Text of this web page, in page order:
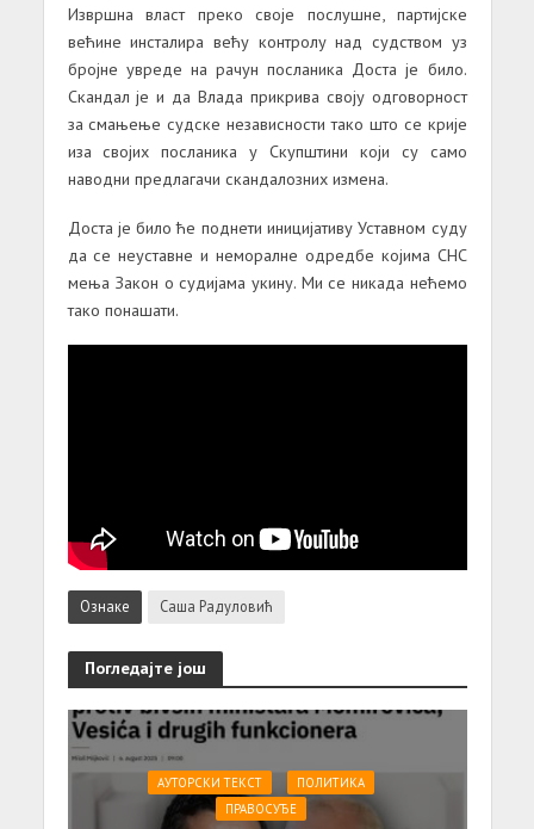
Извршна власт преко своје послушне, партијске
већине инсталира већу контролу над судством уз
бројне увреде на рачун посланика Доста је било.
Скандал је и да Влада прикрива своју одговорност
за смањење судске независности тако што се крије
иза својих посланика у Скупштини који су само
наводни предлагачи скандалозних измена.
Доста је било ће поднети иницијативу Уставном суду
да се неуставне и неморалне одредбе којима СНС
мења Закон о судијама укину. Ми се никада нећемо
тако понашати.
Ознаке Саша Радуловић
Погледајте још
АУТОРСКИ ТЕКСТ
ПОЛИТИКА
ПРАВОСУЂЕ